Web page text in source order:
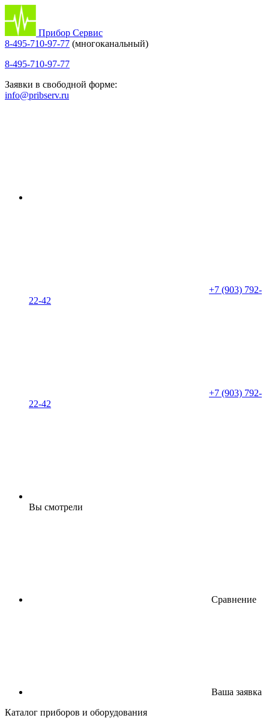
Прибор Сервис
8-495-710-97-77 (многоканальный)
8-495-710-97-77
Заявки в свободной форме:
info@pribserv.ru
+7 (903) 792-
22-42
+7 (903) 792-
22-42
Вы смотрели
Сравнение
Ваша заявка
Каталог приборов и оборудования